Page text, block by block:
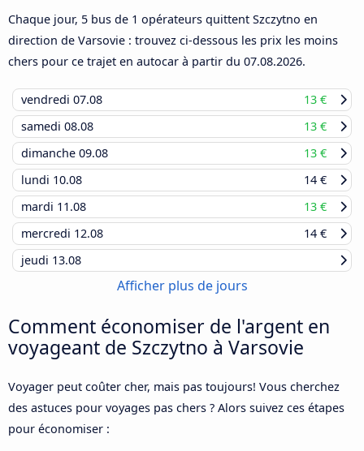
Chaque jour, 5 bus de 1 opérateurs quittent Szczytno en
direction de Varsovie : trouvez ci-dessous les prix les moins
chers pour ce trajet en autocar à partir du 07.08.2026.
vendredi 07.08
13 €
samedi 08.08
13 €
dimanche 09.08
13 €
lundi 10.08
14 €
mardi 11.08
13 €
mercredi 12.08
14 €
jeudi 13.08
Afficher plus de jours
Comment économiser de l'argent en
voyageant de Szczytno à Varsovie
Voyager peut coûter cher, mais pas toujours! Vous cherchez
des astuces pour voyages pas chers ? Alors suivez ces étapes
pour économiser :